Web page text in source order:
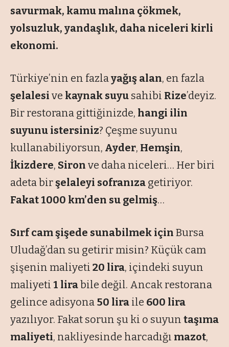
savurmak, kamu malına çökmek,
yolsuzluk, yandaşlık, daha niceleri kirli
ekonomi.
Türkiye’nin en fazla yağış alan, en fazla
şelalesi ve kaynak suyu sahibi Rize’deyiz.
Bir restorana gittiğinizde, hangi ilin
suyunu istersiniz? Çeşme suyunu
kullanabiliyorsun, Ayder, Hemşin,
İkizdere, Siron ve daha niceleri… Her biri
adeta birşelaleyi sofranıza getiriyor.
Fakat 1000 km’den su gelmiş…
Sırf cam şişede sunabilmek için Bursa
Uludağ’dan su getirir misin? Küçük cam
şişenin maliyeti 20 lira, içindeki suyun
maliyeti 1 lirabile değil. Ancak restorana
gelince adisyona 50 lira ile 600 lira
yazılıyor. Fakat sorun şu ki o suyun taşıma
maliyeti, nakliyesinde harcadığı mazot,